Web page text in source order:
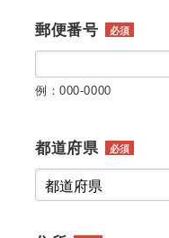
郵便番号 必須
例：000-0000
都道府県 必須